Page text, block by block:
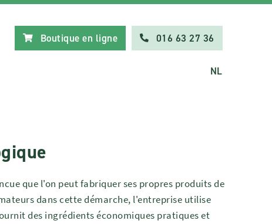
Boutique en ligne 016 63 27 36
NL
que l'on peut fabriquer ses propres produits de
dans cette démarche, l'entreprise utilise
des ingrédients économiques pratiques et